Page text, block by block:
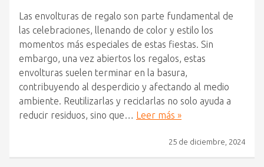
Las envolturas de regalo son parte fundamental de
las celebraciones, llenando de color y estilo los
momentos más especiales de estas fiestas. Sin
embargo, una vez abiertos los regalos, estas
envolturas suelen terminar en la basura,
contribuyendo al desperdicio y afectando al medio
ambiente. Reutilizarlas y reciclarlas no solo ayuda a
reducir residuos, sino que…
Leer más »
25 de diciembre, 2024